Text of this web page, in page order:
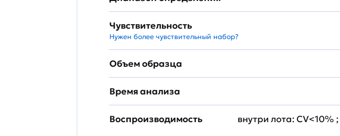
Чувствительность
Нужен более чувствительный набор?
Объем образца
Время анализа
Воспроизводимость
внутри лота: CV<10%